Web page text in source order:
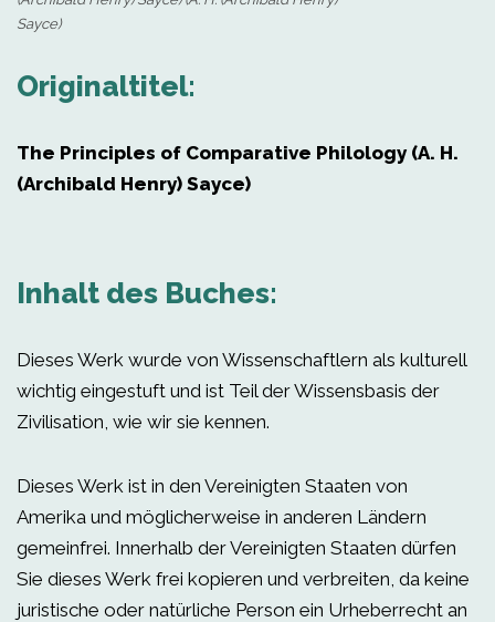
Sayce)
Originaltitel:
The Principles of Comparative Philology (A. H.
(Archibald Henry) Sayce)
Inhalt des Buches:
Dieses Werk wurde von Wissenschaftlern als kulturell
wichtig eingestuft und ist Teil der Wissensbasis der
Zivilisation, wie wir sie kennen.
Dieses Werk ist in den Vereinigten Staaten von
Amerika und möglicherweise in anderen Ländern
gemeinfrei. Innerhalb der Vereinigten Staaten dürfen
Sie dieses Werk frei kopieren und verbreiten, da keine
juristische oder natürliche Person ein Urheberrecht an